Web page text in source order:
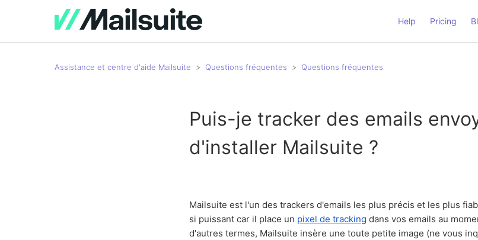
Help Pricing
Assistance et centre d'aide Mailsuite Questions fréquentes Questions fréquentes
Puis-je tracker des emails
d'installer Mailsuite ?
Mailsuite est l'un des trackers d'emails les plus précis et les plus
si puissant car il place un pixel de tracking dans vos emails au
d'autres termes, Mailsuite insère une toute petite image (ne vous